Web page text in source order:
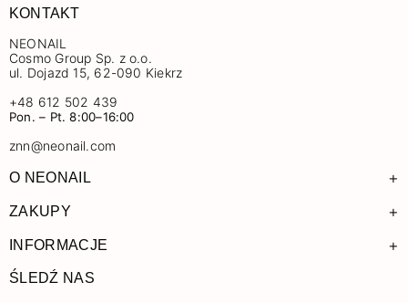
KONTAKT
NEONAIL
Cosmo Group Sp. z o.o.
ul. Dojazd 15, 62-090 Kiekrz
+48 612 502 439
Pon. – Pt. 8:00–16:00
znn@neonail.com
O NEONAIL +
ZAKUPY +
INFORMACJE +
ŚLEDŹ NAS